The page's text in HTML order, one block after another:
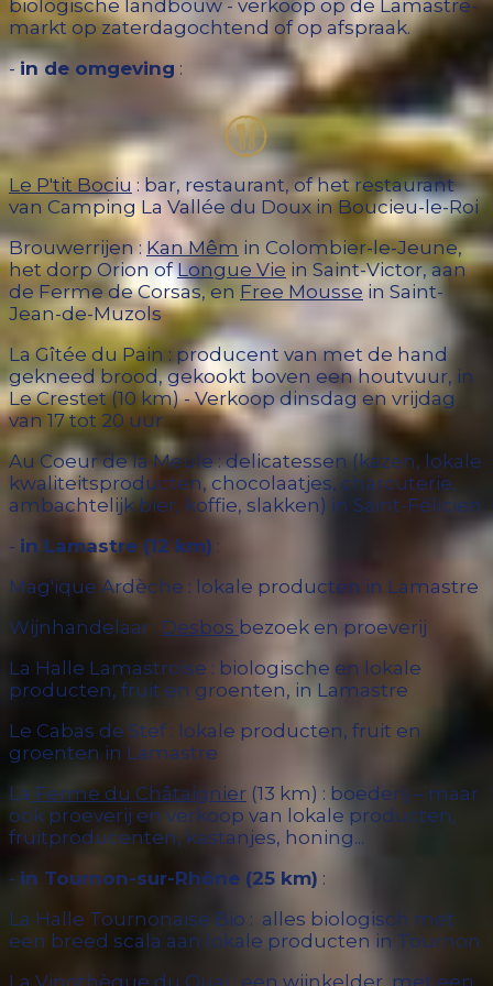
biologische landbouw - verkoop op de Lamastre-
markt op zaterdagochtend of op afspraak.
-in de omgeving :
Le P'tit Bociu : bar, restaurant, of het restaurant
van Camping La Vallée du Doux in Boucieu-le-Roi
Brouwerrijen : Kan Mêm in Colombier-le-Jeune,
het dorp Orion ofLongue Vie in Saint-Victor, aan
de Ferme de Corsas, en Free Mousse in Saint-
Jean-de-Muzols
La Gîtée du Pain : producent van met de hand
gekneed brood, gekookt boven een houtvuur, in
Le Crestet (10 km) - Verkoop dinsdag en vrijdag
van 17 tot 20 uur
Au Coeur de la Meule : delicatessen (kazen, lokale
kwaliteitsproducten, chocolaatjes, charcuterie,
ambachtelijk bier, koffie, slakken) in Saint-Félicien
- in Lamastre (12 km) :
Mag'ique Ardèche : lokale producten in Lamastre
Wijnhandelaar : Desbos bezoek en proeverij
La Halle Lamastroise : biologische en lokale
producten, fruit en groenten, in Lamastre
Le Cabas de Stef : lokale producten, fruit en
groenten in Lamastre
La Ferme du Châtaignier (13 km) : boederij – maar
ook proeverij en verkoop van lokale producten,
fruitproducenten, kastanjes, honing...
- in Tournon-sur-Rhône (25 km) :
La Halle Tournonaise Bio : alles biologisch met
een breed scala aan lokale producten in Tournon
La Vinothèque du Quai : een wijnkelder, met een